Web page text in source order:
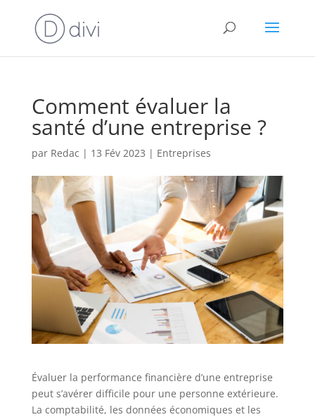
Comment évaluer la
santé d’une entreprise ?
par Redac | 13 Fév 2023 | Entreprises
Évaluer la performance financière d’une entreprise
peut s’avérer difficile pour une personne extérieure.
La comptabilité, les données économiques et les